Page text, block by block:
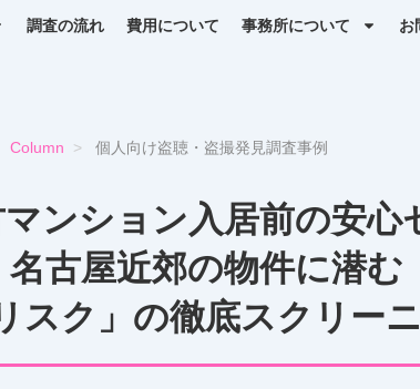
調査の流れ 費用について 事務所について お
Column > 個人向け盗聴・盗撮発見調査事例
ンション入居前の安心
名古屋近郊の物件に潜む
スク」の徹底スクリー